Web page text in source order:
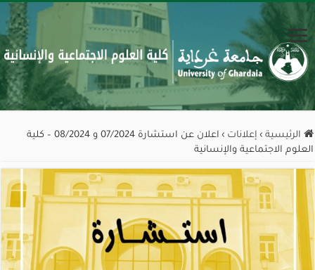
الرئيسية › إعلانات ›
اعلان عن استشارة 07/2024 و 08/2024 – كلية
العلوم الاجتماعية والإنسانية